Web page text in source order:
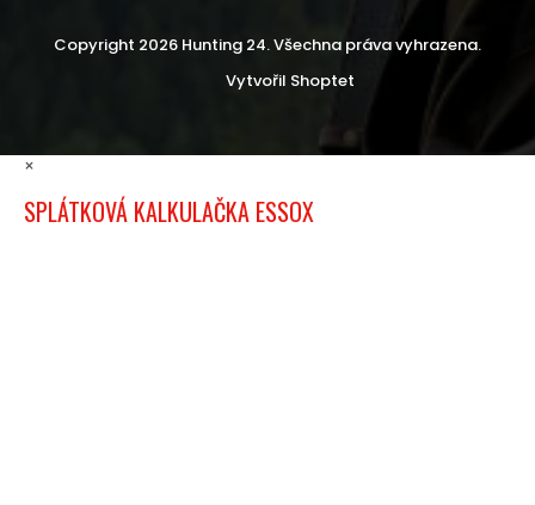
Vytvořil Shoptet
Copyright 2026 Hunting 24. Všechna práva vyhrazena.
×
SPLÁTKOVÁ KALKULAČKA ESSOX